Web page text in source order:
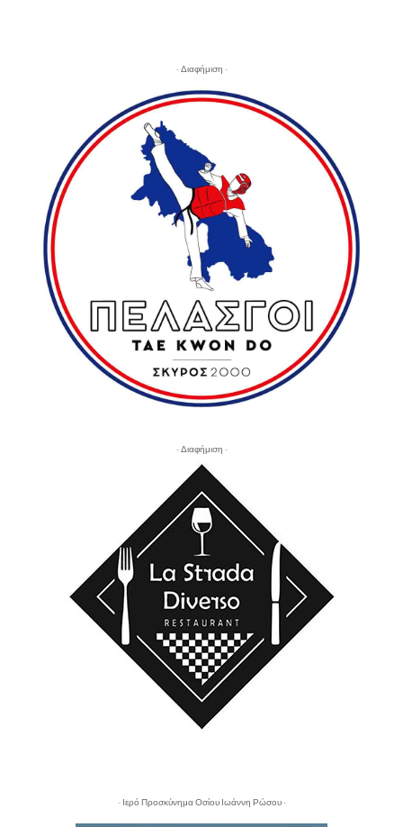
- Διαφήμιση -
- Διαφήμιση -
- Ιερό Προσκύνημα Οσίου Ιωάννη Ρώσου -